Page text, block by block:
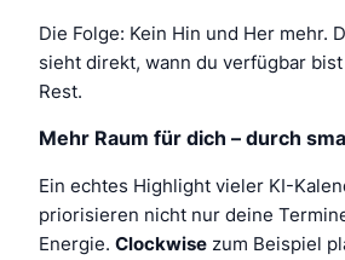
Die Folge: Kein Hin und Her mehr.
sieht direkt, wann du verfügbar
Rest.
Mehr Raum für dich – durch
Ein echtes Highlight vieler KI-
priorisieren nicht nur deine
Energie. Clockwise zum Beispiel